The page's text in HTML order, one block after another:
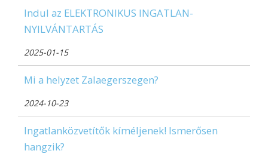
Indul az ELEKTRONIKUS INGATLAN-
NYILVÁNTARTÁS
2025-01-15
Mi a helyzet Zalaegerszegen?
2024-10-23
Ingatlanközvetítők kíméljenek! Ismerősen
hangzik?